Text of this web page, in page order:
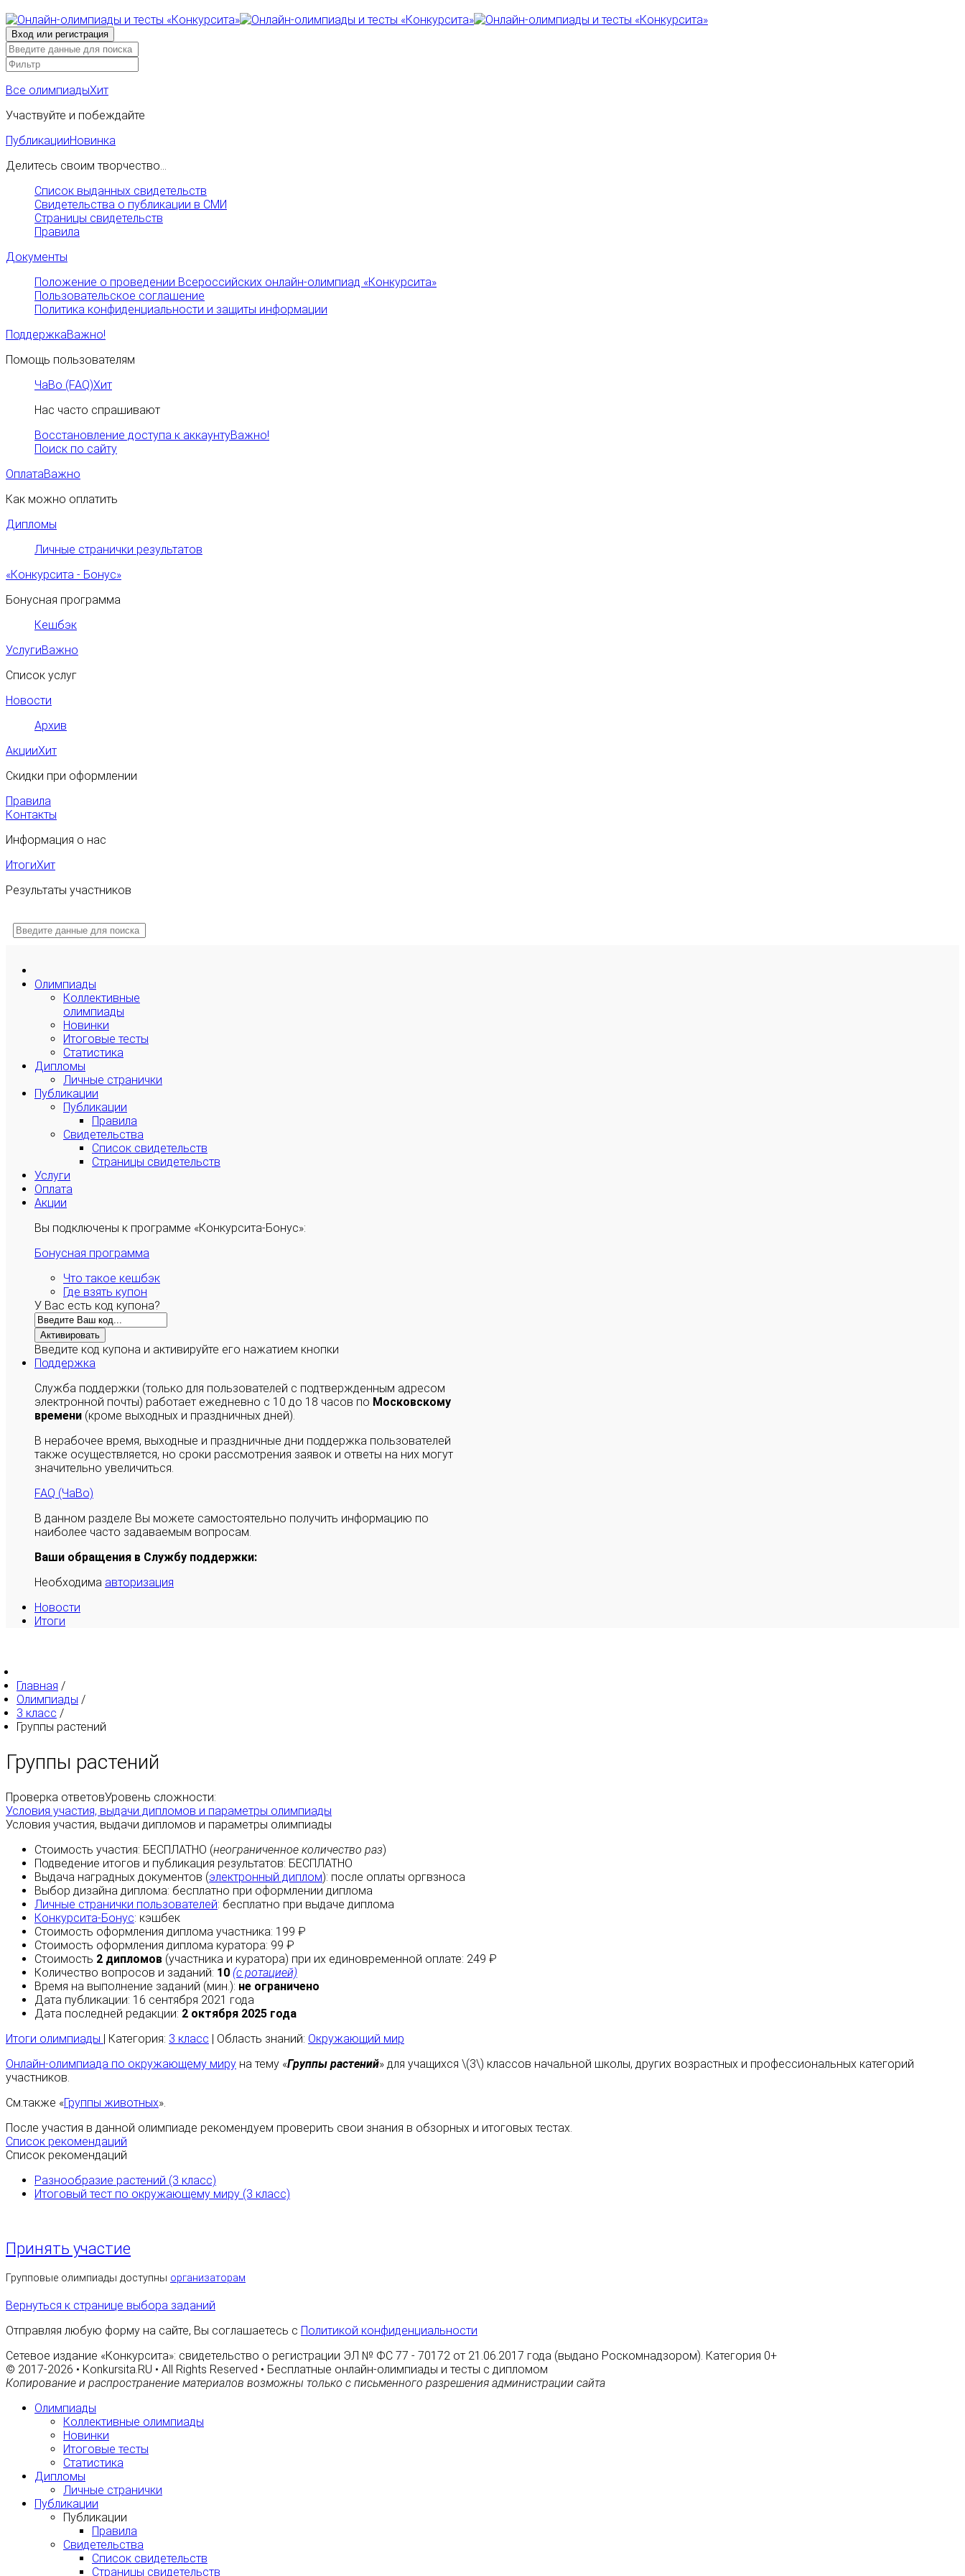
Все олимпиадыХит
Участвуйте и побеждайте
ПубликацииНовинка
Делитесь своим творчество...
Список выданных свидетельств
Свидетельства о публикации в СМИ
Страницы свидетельств
Правила
Документы
Положение о проведении Всероссийских онлайн-олимпиад «Конкурсита»
Пользовательское соглашение
Политика конфиденциальности и защиты информации
ПоддержкаВажно!
Помощь пользователям
ЧаВо (FAQ)Хит
Нас часто спрашивают
Восстановление доступа к аккаунтуВажно!
Поиск по сайту
ОплатаВажно
Как можно оплатить
Дипломы
Личные странички результатов
«Конкурсита - Бонус»
Бонусная программа
Кешбэк
УслугиВажно
Список услуг
Новости
Архив
АкцииХит
Скидки при оформлении
Правила
Контакты
Информация о нас
ИтогиХит
Результаты участников
Олимпиады
Коллективные
олимпиады
Новинки
Итоговые тесты
Статистика
Дипломы
Личные странички
Публикации
Публикации
Правила
Свидетельства
Список свидетельств
Страницы свидетельств
Услуги
Оплата
Акции
Вы подключены к программе «Конкурсита-Бонус»:
Бонусная программа
Что такое кешбэк
Где взять купон
У Вас есть код купона?
Активировать
Введите код купона и активируйте его нажатием кнопки
Поддержка
Служба поддержки (только для пользователей с подтвержденным адресом
электронной почты) работает ежедневно с 10 до 18 часов по Московскому
времени (кроме выходных и праздничных дней).
В нерабочее время, выходные и праздничные дни поддержка пользователей
также осуществляется, но сроки рассмотрения заявок и ответы на них могут
значительно увеличиться.
FAQ (ЧаВо)
В данном разделе Вы можете самостоятельно получить информацию по
наиболее часто задаваемым вопросам.
Ваши обращения в Службу поддержки:
Необходима авторизация
Новости
Итоги
Главная /
Олимпиады /
3 класс /
Группы растений
Группы растений
Проверка ответовУровень сложности:
Условия участия, выдачи дипломов и параметры олимпиады
Условия участия, выдачи дипломов и параметры олимпиады
Стоимость участия: БЕСПЛАТНО (неограниченное количество раз)
Подведение итогов и публикация результатов: БЕСПЛАТНО
Выдача наградных документов (электронный диплом): после оплаты оргвзноса
Выбор дизайна диплома: бесплатно при оформлении диплома
Личные странички пользователей: бесплатно при выдаче диплома
Конкурсита-Бонус: кэшбек
Стоимость оформления диплома участника: 199 ₽
Стоимость оформления диплома куратора: 99 ₽
Стоимость 2 дипломов (участника и куратора) при их единовременной оплате: 249 ₽
Количество вопросов и заданий: 10 (с ротацией)
Время на выполнение заданий (мин.): не ограничено
Дата публикации: 16 сентября 2021 года
Дата последней редакции: 2 октября 2025 года
Итоги олимпиады
| Категория: 3 класс | Область знаний: Окружающий мир
Онлайн-олимпиада по окружающему миру на тему «Группы растений» для учащихся \(3\) классов начальной школы, других возрастных и профессиональных категорий
участников.
См.также «Группы животных».
После участия в данной олимпиаде рекомендуем проверить свои знания в обзорных и итоговых тестах.
Список рекомендаций
Список рекомендаций
Разнообразие растений (3 класс)
Итоговый тест по окружающему миру (3 класс)
Принять участие
Групповые олимпиады доступны организаторам
Вернуться к странице выбора заданий
Отправляя любую форму на сайте, Вы соглашаетесь с Политикой конфиденциальности
Сетевое издание «Конкурсита»: свидетельство о регистрации ЭЛ № ФС 77 - 70172 от 21.06.2017 года (выдано Роскомнадзором). Категория 0+
© 2017-2026 • Konkursita.RU • All Rights Reserved • Бесплатные онлайн-олимпиады и тесты с дипломом
Копирование и распространение материалов возможны только с письменного разрешения администрации сайта
Олимпиады
Коллективные олимпиады
Новинки
Итоговые тесты
Статистика
Дипломы
Личные странички
Публикации
Публикации
Правила
Свидетельства
Список свидетельств
Страницы свидетельств